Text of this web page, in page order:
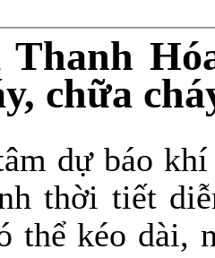
chữa
dự báo
thời tiết
thể kéo dài,